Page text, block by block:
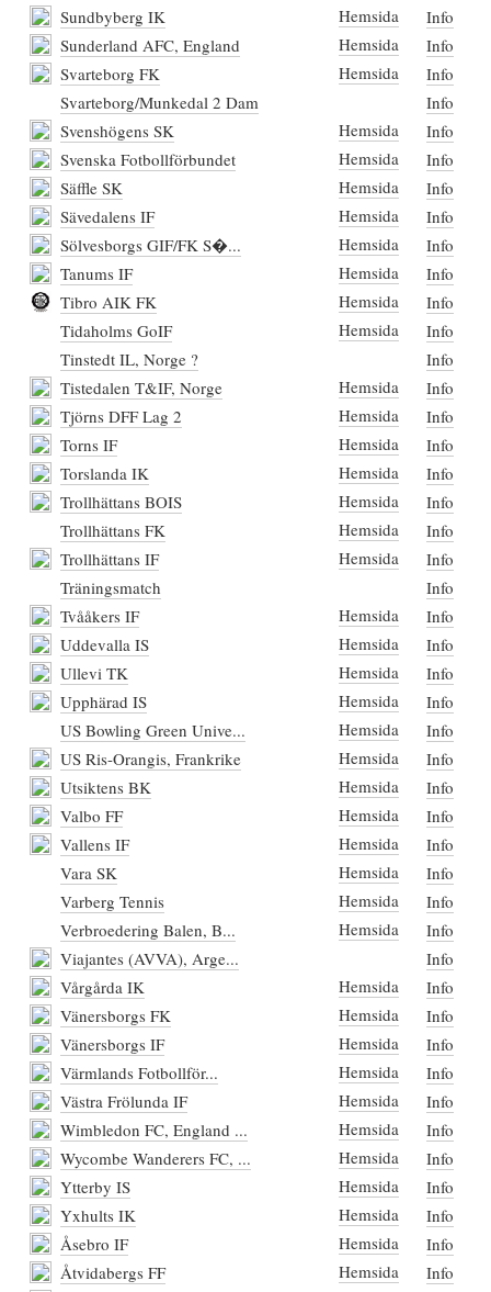
Sundbyberg IK
Hemsida
Info
Sunderland AFC, England
Hemsida
Info
Svarteborg FK
Hemsida
Info
Svarteborg/Munkedal 2 Dam
Info
Svenshögens SK
Hemsida
Info
Svenska Fotbollförbundet
Hemsida
Info
Säffle SK
Hemsida
Info
Sävedalens IF
Hemsida
Info
Sölvesborgs GIF/FK S�...
Hemsida
Info
Tanums IF
Hemsida
Info
Tibro AIK FK
Hemsida
Info
Tidaholms GoIF
Hemsida
Info
Tinstedt IL, Norge ?
Info
Tistedalen T&IF, Norge
Hemsida
Info
Tjörns DFF Lag 2
Hemsida
Info
Torns IF
Hemsida
Info
Torslanda IK
Hemsida
Info
Trollhättans BOIS
Hemsida
Info
Trollhättans FK
Hemsida
Info
Trollhättans IF
Hemsida
Info
Träningsmatch
Info
Tvååkers IF
Hemsida
Info
Uddevalla IS
Hemsida
Info
Ullevi TK
Hemsida
Info
Upphärad IS
Hemsida
Info
US Bowling Green Unive...
Hemsida
Info
US Ris-Orangis, Frankrike
Hemsida
Info
Utsiktens BK
Hemsida
Info
Valbo FF
Hemsida
Info
Vallens IF
Hemsida
Info
Vara SK
Hemsida
Info
Varberg Tennis
Hemsida
Info
Verbroedering Balen, B...
Hemsida
Info
Viajantes (AVVA), Arge...
Info
Vårgårda IK
Hemsida
Info
Vänersborgs FK
Hemsida
Info
Vänersborgs IF
Hemsida
Info
Värmlands Fotbollför...
Hemsida
Info
Västra Frölunda IF
Hemsida
Info
Wimbledon FC, England ...
Hemsida
Info
Wycombe Wanderers FC, ...
Hemsida
Info
Ytterby IS
Hemsida
Info
Yxhults IK
Hemsida
Info
Åsebro IF
Hemsida
Info
Åtvidabergs FF
Hemsida
Info